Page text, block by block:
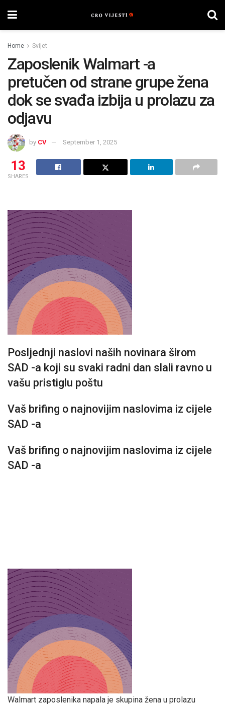
Home Svijet
Zaposlenik Walmart -a
pretučen od strane grupe žena
dok se svađa izbija u prolazu za
odjavu
by CV September 1, 2025
13
SHARES
Posljednji naslovi naših novinara širom
SAD -a koji su svaki radni dan slali ravno u
vašu pristiglu poštu
Vaš brifing o najnovijim naslovima iz cijele
SAD -a
Vaš brifing o najnovijim naslovima iz cijele
SAD -a
Walmart zaposlenika napala je skupina žena u prolazu